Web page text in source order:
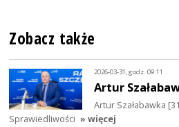
Zobacz także
2026-03-31, godz. 09:11
Artur
Artur Szałabawka
Sprawiedliwości » więcej